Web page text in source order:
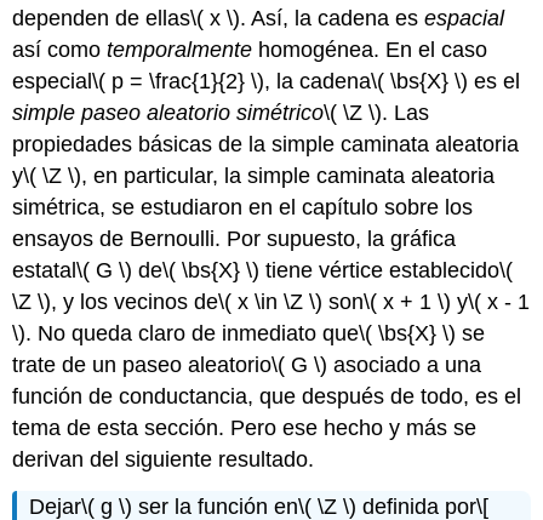
dependen de ellas\( x \). Así, la cadena esespacial
así comotemporalmente homogénea. En el caso
especial\( p = \frac{1}{2} \), la cadena\( \bs{X} \) es el
simple paseo aleatorio simétrico\( \Z \). Las
propiedades básicas de la simple caminata aleatoria
y\( \Z \), en particular, la simple caminata aleatoria
simétrica, se estudiaron en el capítulo sobre los
ensayos de Bernoulli. Por supuesto, la gráfica
estatal\( G \) de\( \bs{X} \) tiene vértice establecido\(
\Z \), y los vecinos de\( x \in \Z \) son\( x + 1 \) y\( x - 1
\). No queda claro de inmediato que\( \bs{X} \) se
trate de un paseo aleatorio\( G \) asociado a una
función de conductancia, que después de todo, es el
tema de esta sección. Pero ese hecho y más se
derivan del siguiente resultado.
Dejar\( g \) ser la función en\( \Z \) definida por\[